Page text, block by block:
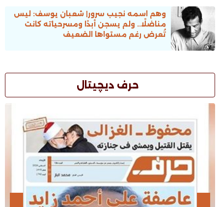
وهم اسمه نجيب سرور| شعبان يوسف: ليس
مناضلًا.. ولم يسجن أبدًا ومسرحياته كانت
تُعرض رغم مستواها الضعيف
حرف ديچيتال